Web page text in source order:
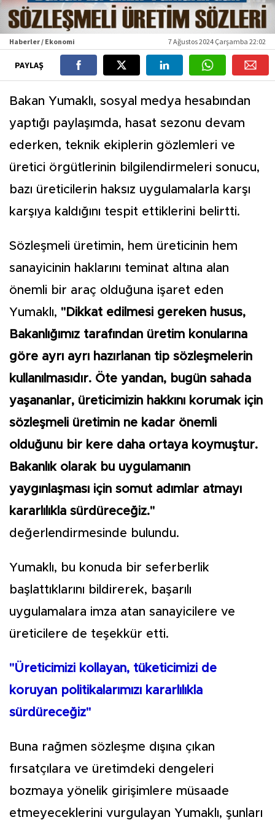
Haberler / Ekonomi 7 Ağustos 2024 Çarşamba 22:02
PAYLAŞ
Bakan Yumaklı, sosyal medya hesabından
yaptığı paylaşımda, hasat sezonu devam
ederken, teknik ekiplerin gözlemleri ve
üretici örgütlerinin bilgilendirmeleri sonucu,
bazı üreticilerin haksız uygulamalarla karşı
karşıya kaldığını tespit ettiklerini belirtti.
Sözleşmeli üretimin, hem üreticinin hem
sanayicinin haklarını teminat altına alan
önemli bir araç olduğuna işaret eden
Yumaklı, "Dikkat edilmesi gereken husus,
Bakanlığımız tarafından üretim konularına
göre ayrı ayrı hazırlanan tip sözleşmelerin
kullanılmasıdır. Öte yandan, bugün sahada
yaşananlar, üreticimizin hakkını korumak için
sözleşmeli üretimin ne kadar önemli
olduğunu bir kere daha ortaya koymuştur.
Bakanlık olarak bu uygulamanın
yaygınlaşması için somut adımlar atmayı
kararlılıkla sürdüreceğiz."
değerlendirmesinde bulundu.
Yumaklı, bu konuda bir seferberlik
başlattıklarını bildirerek, başarılı
uygulamalara imza atan sanayicilere ve
üreticilere de teşekkür etti.
"Üreticimizi kollayan, tüketicimizi de
koruyan politikalarımızı kararlılıkla
sürdüreceğiz"
Buna rağmen sözleşme dışına çıkan
fırsatçılara ve üretimdeki dengeleri
bozmaya yönelik girişimlere müsaade
etmeyeceklerini vurgulayan Yumaklı, şunları